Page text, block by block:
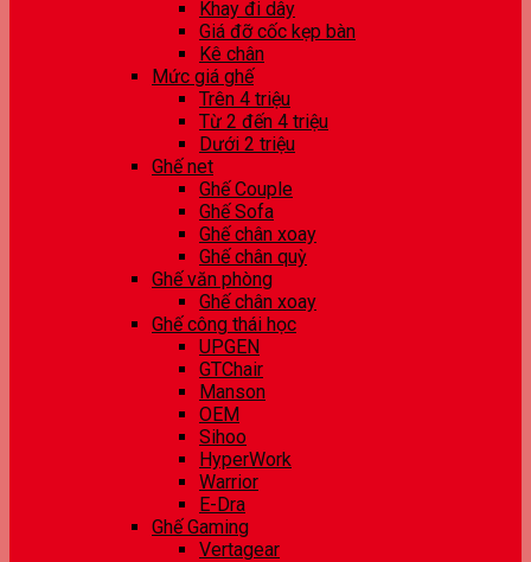
Khay đi dây
Giá đỡ cốc kẹp bàn
Kê chân
Mức giá ghế
Trên 4 triệu
Từ 2 đến 4 triệu
Dưới 2 triệu
Ghế net
Ghế Couple
Ghế Sofa
Ghế chân xoay
Ghế chân quỳ
Ghế văn phòng
Ghế chân xoay
Ghế công thái học
UPGEN
GTChair
Manson
OEM
Sihoo
HyperWork
Warrior
E-Dra
Ghế Gaming
Vertagear